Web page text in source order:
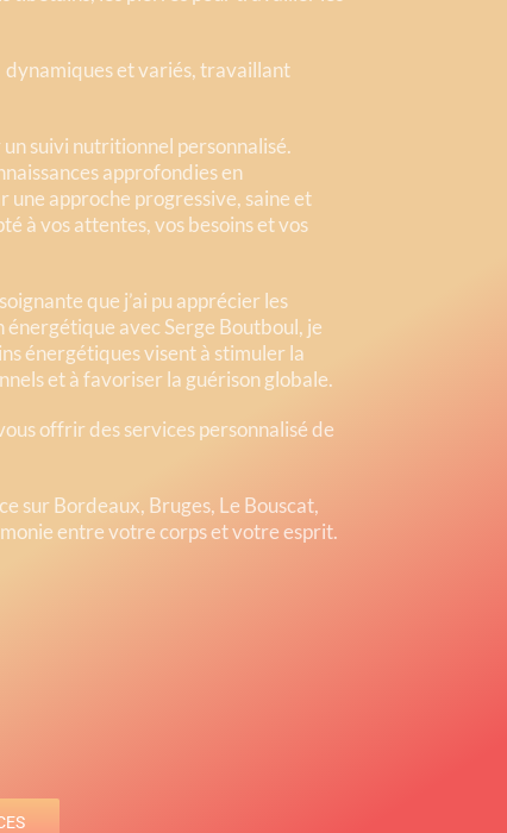
dynamiques et variés, travaillant
suivi nutritionnel personnalisé.
approfondies en
une approche progressive, saine et
à vos attentes, vos besoins et vos
que j’ai pu apprécier les
avec Serge Boutboul, je
énergétiques visent à stimuler la
et à favoriser la guérison globale.
offrir des services personnalisé de
sur Bordeaux, Bruges, Le Bouscat,
entre votre corps et votre esprit.